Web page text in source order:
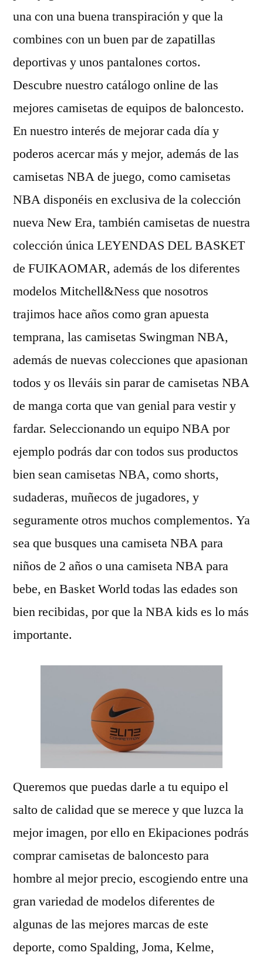
una con una buena transpiración y que la
combines con un buen par de zapatillas
deportivas y unos pantalones cortos.
Descubre nuestro catálogo online de las
mejores camisetas de equipos de baloncesto.
En nuestro interés de mejorar cada día y
poderos acercar más y mejor, además de las
camisetas NBA de juego, como camisetas
NBA disponéis en exclusiva de la colección
nueva New Era, también camisetas de nuestra
colección única LEYENDAS DEL BASKET
de FUIKAOMAR, además de los diferentes
modelos Mitchell&Ness que nosotros
trajimos hace años como gran apuesta
temprana, las camisetas Swingman NBA,
además de nuevas colecciones que apasionan
todos y os lleváis sin parar de camisetas NBA
de manga corta que van genial para vestir y
fardar. Seleccionando un equipo NBA por
ejemplo podrás dar con todos sus productos
bien sean camisetas NBA, como shorts,
sudaderas, muñecos de jugadores, y
seguramente otros muchos complementos. Ya
sea que busques una camiseta NBA para
niños de 2 años o una camiseta NBA para
bebe, en Basket World todas las edades son
bien recibidas, por que la NBA kids es lo más
importante.
Queremos que puedas darle a tu equipo el
salto de calidad que se merece y que luzca la
mejor imagen, por ello en Ekipaciones podrás
comprar camisetas de baloncesto para
hombre al mejor precio, escogiendo entre una
gran variedad de modelos diferentes de
algunas de las mejores marcas de este
deporte, como Spalding, Joma, Kelme,